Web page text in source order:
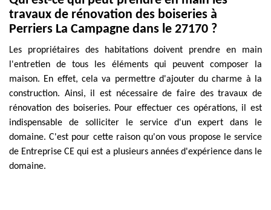
travaux de rénovation des boiseries à
Perriers La Campagne dans le 27170 ?
Les propriétaires des habitations doivent prendre en main
l'entretien de tous les éléments qui peuvent composer la
maison. En effet, cela va permettre d'ajouter du charme à la
construction. Ainsi, il est nécessaire de faire des travaux de
rénovation des boiseries. Pour effectuer ces opérations, il est
indispensable de solliciter le service d'un expert dans le
domaine. C'est pour cette raison qu'on vous propose le service
de Entreprise CE qui est a plusieurs années d'expérience dans le
domaine.